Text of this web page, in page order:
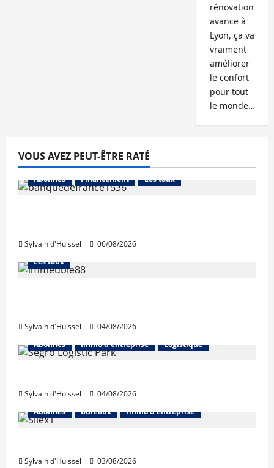
rénovation
avance à
Lyon, ça va
vraiment
améliorer
le confort
pour tout
le monde…
VOUS AVEZ PEUT-ÊTRE RATÉ
Abonnés Financement Les taux
Sylvain d'Huissel 06/08/2026
Abonnés Financement
Les taux
Sylvain d'Huissel
04/08/2026
Abonnés
Immo d'entreprise Logistique
Sylvain d'Huissel
04/08/2026
Abonnés
Bureaux Immo d'entreprise
Sylvain d'Huissel 03/08/2026